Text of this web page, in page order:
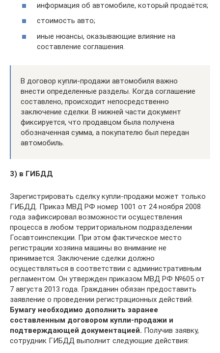
информация об автомобиле, который продаётся;
стоимость авто;
иные нюансы, оказывающие влияние на
составление соглашения.
В договор купли-продажи автомобиля важно
внести определенные разделы. Когда соглашение
составлено, происходит непосредственно
заключение сделки. В нижней части документ
фиксируется, что продавцом была получена
обозначенная сумма, а покупателю был передан
автомобиль.
3) в ГИБДД
Зарегистрировать сделку купли-продажи может только
ГИБДД. Приказ МВД РФ номер 1001 от 24 ноября 2008
года зафиксировал возможности осуществления
процесса в любом территориальном подразделении
Госавтоинспекции. При этом фактическое место
регистрации хозяина машины во внимание не
принимается. Заключение сделки должно
осуществляться в соответствии с административным
регламентом. Он утвержден приказом МВД РФ №605 от
7 августа 2013 года. Гражданин обязан предоставить
заявление о проведении регистрационных действий.
Бумагу необходимо дополнить заранее
составленным договором купли-продажи и
подтверждающей документацией. Получив заявку,
сотрудник ГИБДД выполнит следующие действия: